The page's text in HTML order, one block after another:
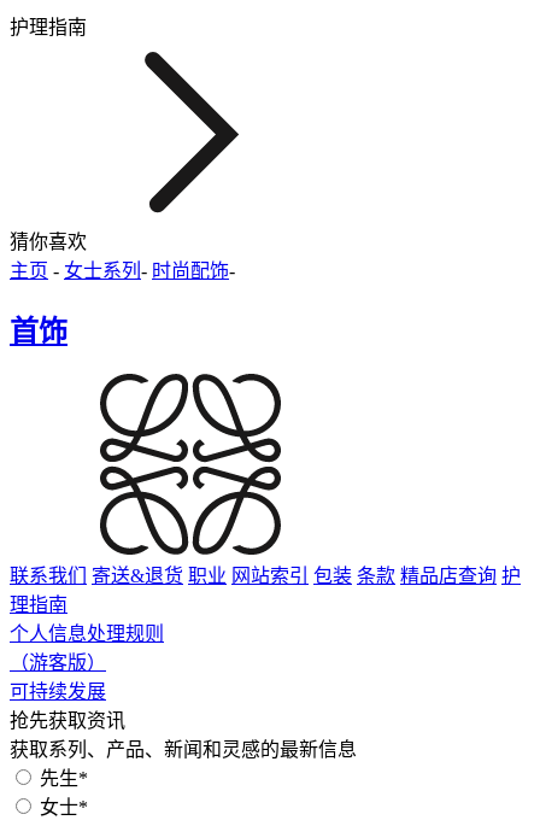
护理指南
猜你喜欢
主页 - 女士系列 - 时尚配饰-
首饰
联系我们 寄送&退货 职业 网站索引 包装 条款 精品店查询 护
理指南
个人信息处理规则
（游客版）
可持续发展
抢先获取资讯
获取系列、产品、新闻和灵感的最新信息
先生*
女士*